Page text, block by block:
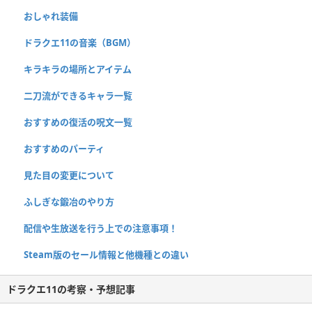
おしゃれ装備
ドラクエ11の音楽（BGM）
キラキラの場所とアイテム
二刀流ができるキャラ一覧
おすすめの復活の呪文一覧
おすすめのパーティ
見た目の変更について
ふしぎな鍛冶のやり方
配信や生放送を行う上での注意事項！
Steam版のセール情報と他機種との違い
ドラクエ11の考察・予想記事